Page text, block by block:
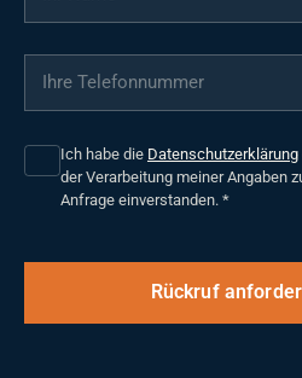
Ihre Telefonnummer
Ich habe die Datenschutzerklärung
der Verarbeitung meiner Angaben
Anfrage einverstanden. *
Rückruf